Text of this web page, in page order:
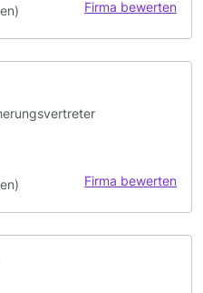
Firma bewerten
Firma bewerten